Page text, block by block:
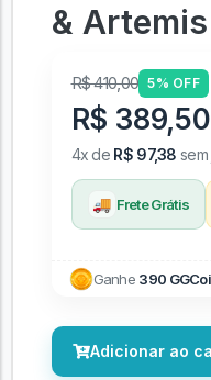
&
R$ 410,00 5% OFF
R$ 389,50
4x de R$ 97,38 sem
🚚 Frete Grátis
Ganhe 390
Adicionar ao